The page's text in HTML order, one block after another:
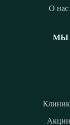
О нас
МЫ
Акции